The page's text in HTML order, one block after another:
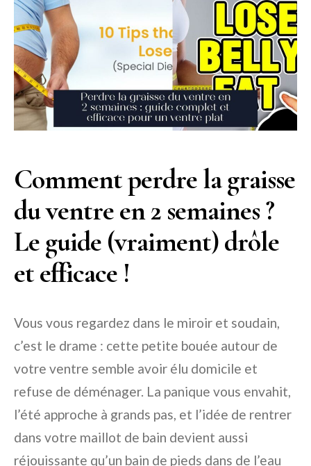
Comment perdre la graisse
du ventre en 2 semaines ?
Le guide (vraiment) drôle
et efficace !
Vous vous regardez dans le miroir et soudain,
c’est le drame : cette petite bouée autour de
votre ventre semble avoir élu domicile et
refuse de déménager. La panique vous envahit,
l’été approche à grands pas, et l’idée de rentrer
dans votre maillot de bain devient aussi
réjouissante qu’un bain de pieds dans de l’eau